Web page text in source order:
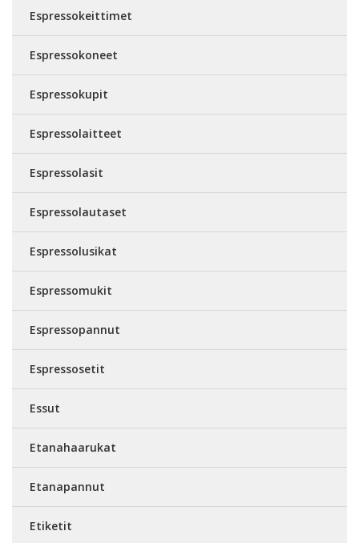
Espressokeittimet
Espressokoneet
Espressokupit
Espressolaitteet
Espressolasit
Espressolautaset
Espressolusikat
Espressomukit
Espressopannut
Espressosetit
Essut
Etanahaarukat
Etanapannut
Etiketit